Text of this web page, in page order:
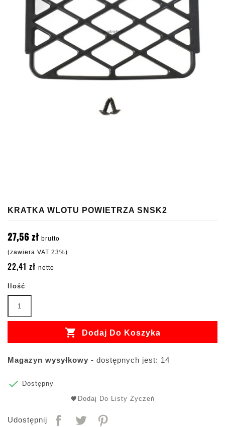
KRATKA WLOTU POWIETRZA SNSK2
27,56 zł brutto
(zawiera VAT 23%)
22,41 zł netto
Ilość
 Dodaj Do Koszyka
Magazyn wysyłkowy - dostępnych jest: 14

Dostępny
Dodaj Do Listy Życzeń
Udostępnij